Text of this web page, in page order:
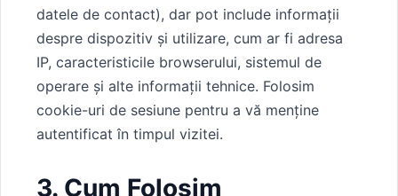
datele de contact), dar pot include informații
despre dispozitiv și utilizare, cum ar fi adresa
IP, caracteristicile browserului, sistemul de
operare și alte informații tehnice. Folosim
cookie-uri de sesiune pentru a vă menține
autentificat în timpul vizitei.
3. Cum Folosim